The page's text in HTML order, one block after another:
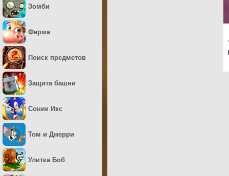
Зомби
Ферма
Поиск предметов
Защита башни
Соник Икс
Том и Джерри
Улитка Боб